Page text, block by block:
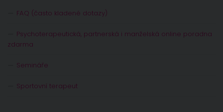
FAQ (často kladené dotazy)
Psychoterapeutická, partnerská i manželská online poradna
zdarma
Semináře
Sportovní terapeut